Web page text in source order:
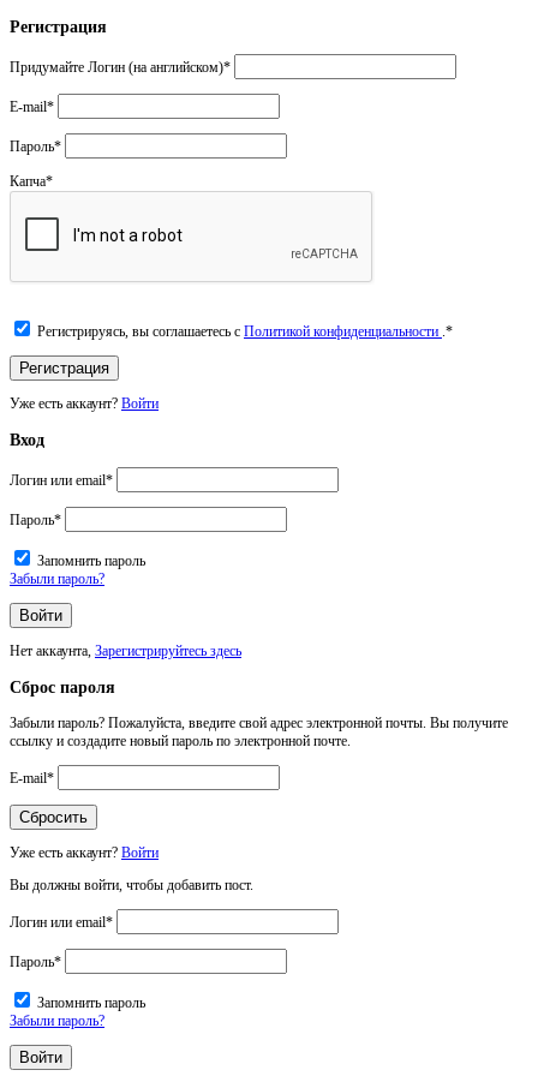
Регистрация
Придумайте Логин (на английском)*
E-mail*
Пароль*
Капча*
Регистрируясь, вы соглашаетесь с Политикой конфиденциальности .*
Уже есть аккаунт? Войти
Вход
Логин или email*
Пароль*
Запомнить пароль
Забыли пароль?
Нет аккаунта, Зарегистрируйтесь здесь
Сброс пароля
Забыли пароль? Пожалуйста, введите свой адрес электронной почты. Вы получите
ссылку и создадите новый пароль по электронной почте.
E-mail*
Уже есть аккаунт? Войти
Вы должны войти, чтобы добавить пост.
Логин или email*
Пароль*
Запомнить пароль
Забыли пароль?